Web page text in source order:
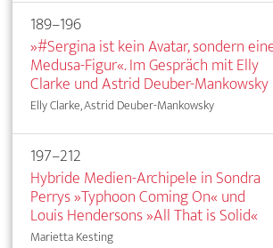
189–196
»#Sergina ist kein Avatar, sondern
Medusa-Figur«. Im Gespräch mit Elly
Clarke und Astrid Deuber-Mankowsky
Elly Clarke, Astrid Deuber-Mankowsky
197–212
Hybride Medien-Archipele in Sondra
Perrys »Typhoon Coming On« und
Louis Hendersons »All That is Solid«
Marietta Kesting